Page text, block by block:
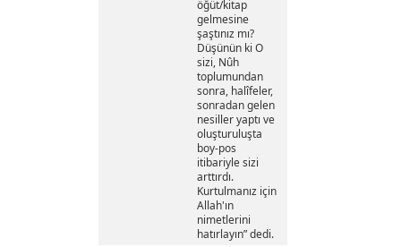
öğüt/kitap
gelmesine
şaştınız mı?
Düşünün ki O
sizi, Nûh
toplumundan
sonra, halîfeler,
sonradan gelen
nesiller yaptı ve
oluşturuluşta
boy-pos
itibariyle sizi
arttırdı.
Kurtulmanız için
Allah'ın
nimetlerini
hatırlayın” dedi.